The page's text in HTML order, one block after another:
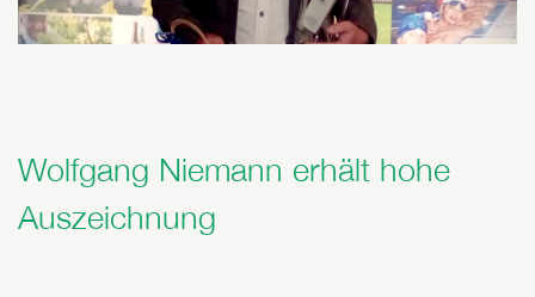
Wolfgang Niemann erhält hohe
Auszeichnung